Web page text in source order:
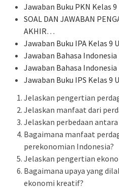
Jawaban Buku PKN Kelas
SOAL DAN JAWABAN
AKHIR…
Jawaban Buku IPA Kelas
Jawaban Bahasa
Jawaban Bahasa
Jawaban Buku IPS Kelas
Jelaskan pengertian
Jelaskan manfaat dari
Jelaskan perbedaan
Bagaimana manfaat
perekonomian Indonesia?
Jelaskan pengertian
Bagaimana upaya yang
ekonomi kreatif?